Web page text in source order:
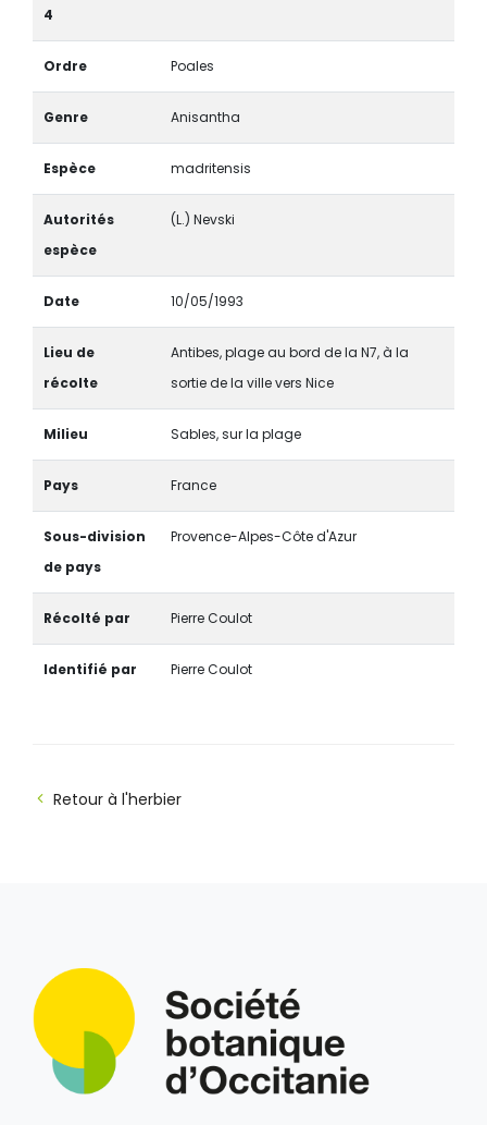
4
Ordre Poales
Genre Anisantha
Espèce madritensis
Autorités
espèce
(L.) Nevski
Date 10/05/1993
Lieu de
récolte
Antibes, plage au bord de la N7, à la
sortie de la ville vers Nice
Milieu Sables, sur la plage
Pays France
Sous-division
de pays
Provence-Alpes-Côte d'Azur
Récolté par Pierre Coulot
Identifié par Pierre Coulot
Retour à l'herbier